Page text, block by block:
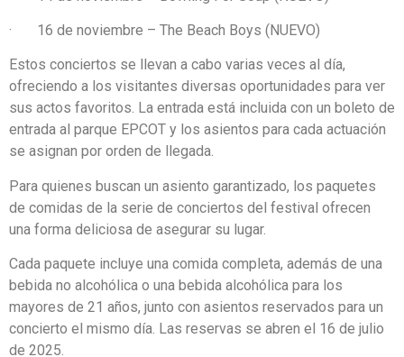
· 16 de noviembre – The Beach Boys (NUEVO)
Estos conciertos se llevan a cabo varias veces al día,
ofreciendo a los visitantes diversas oportunidades para ver
sus actos favoritos. La entrada está incluida con un boleto de
entrada al parque EPCOT y los asientos para cada actuación
se asignan por orden de llegada.
Para quienes buscan un asiento garantizado, los paquetes
de comidas de la serie de conciertos del festival ofrecen
una forma deliciosa de asegurar su lugar.
Cada paquete incluye una comida completa, además de una
bebida no alcohólica o una bebida alcohólica para los
mayores de 21 años, junto con asientos reservados para un
concierto el mismo día. Las reservas se abren el 16 de julio
de 2025.